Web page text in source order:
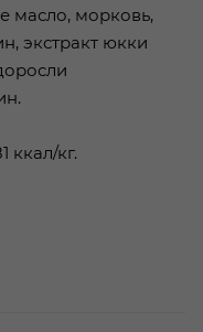
масло, морковь,
экстракт юкки
ккал/кг.